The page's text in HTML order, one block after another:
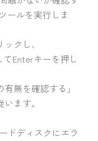
ールを実行しま
クし、
てEnterキーを押し
有無を確認する」
ます。
ドディスクにエラ